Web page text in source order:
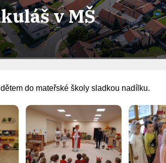
v MŠ
do mateřské školy sladkou nadílku.